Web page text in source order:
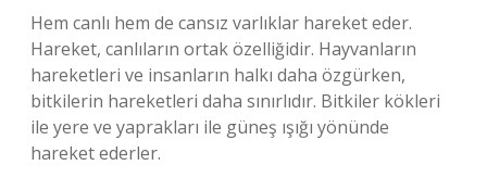
Hem canlı hem de cansız varlıklar hareket eder.
Hareket, canlıların ortak özelliğidir. Hayvanların
hareketleri ve insanların halkı daha özgürken,
bitkilerin hareketleri daha sınırlıdır. Bitkiler kökleri
ile yere ve yaprakları ile güneş ışığı yönünde
hareket ederler.